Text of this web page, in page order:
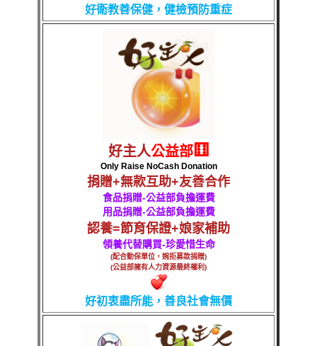
好衛教善保健，健檢預防重症
好主人公益部⚅
Only Raise NoCash Donation
捐贈+無款互助+友善合作
食品捐贈-公益部負擔運費
用品捐贈-公益部負擔運費
認養=節育保證+娘家補助
領養代替購買-珍愛惜生命
(配合動保單位，婉拒募款捐贈)
(公益部擁有人力資源最終權利)
好初衷盡所能，善良社會無價